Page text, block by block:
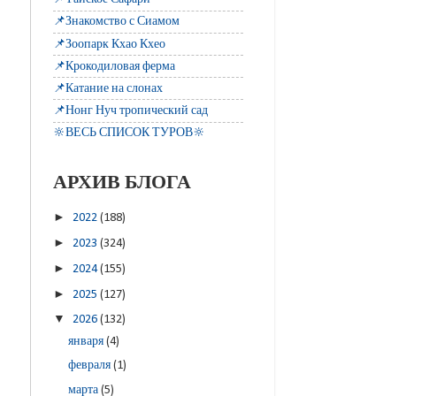
📌Знакомство с Сиамом
📌Зоопарк Кхао Кхео
📌Крокодиловая ферма
📌Катание на слонах
📌Нонг Нуч тропический сад
🔆ВЕСЬ СПИСОК ТУРОВ🔆
АРХИВ БЛОГА
► 2022 (188)
► 2023 (324)
► 2024(155)
► 2025 (127)
▼ 2026 (132)
января(4)
февраля(1)
марта(5)